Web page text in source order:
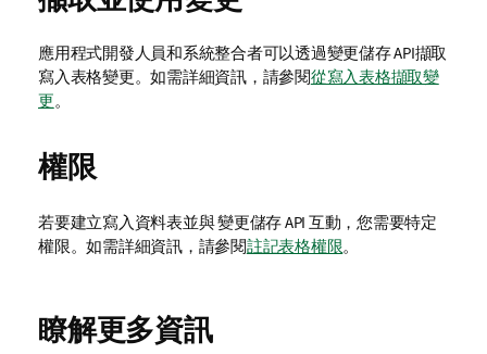
應用程式開發人員和系統整合者可以透過變更儲存 API擷取
寫入表格變更。如需詳細資訊，請參閱從寫入表格擷取變
更。
權限
若要建立寫入資料表並與變更儲存 API 互動，您需要特定
權限。如需詳細資訊，請參閱註記表格權限。
瞭解更多資訊